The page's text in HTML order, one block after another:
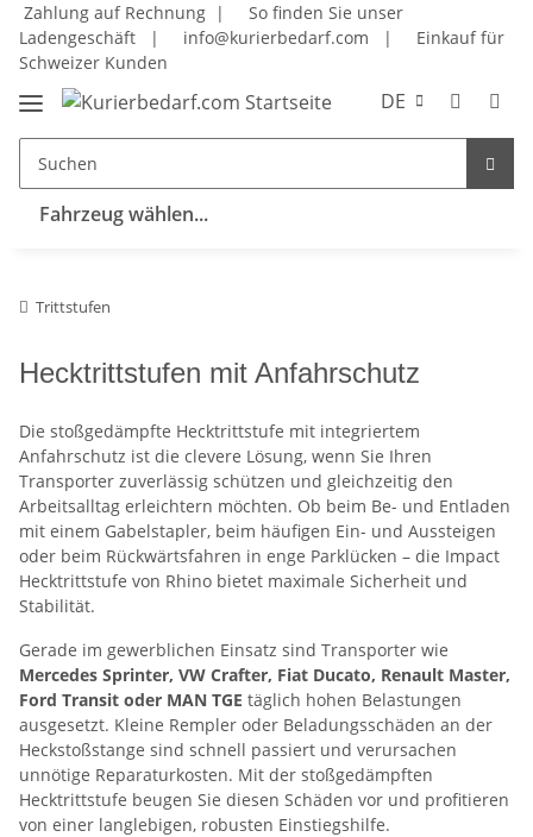
Zahlung auf Rechnung |
So finden Sie unser
Ladengeschäft
| info@kurierbedarf.com |
Einkauf für
Schweizer Kunden
DE
Fahrzeug wählen...
Trittstufen
Hecktrittstufen mit Anfahrschutz
Die stoßgedämpfte Hecktrittstufe mit integriertem
Anfahrschutz ist die clevere Lösung, wenn Sie Ihren
Transporter zuverlässig schützen und gleichzeitig den
Arbeitsalltag erleichtern möchten. Ob beim Be- und Entladen
mit einem Gabelstapler, beim häufigen Ein- und Aussteigen
oder beim Rückwärtsfahren in enge Parklücken – die Impact
Hecktrittstufe von Rhino bietet maximale Sicherheit und
Stabilität.
Gerade im gewerblichen Einsatz sind Transporter wie
Mercedes Sprinter, VW Crafter, Fiat Ducato, Renault Master,
Ford Transit oder MAN TGE täglich hohen Belastungen
ausgesetzt. Kleine Rempler oder Beladungsschäden an der
Heckstoßstange sind schnell passiert und verursachen
unnötige Reparaturkosten. Mit der stoßgedämpften
Hecktrittstufe beugen Sie diesen Schäden vor und profitieren
von einer langlebigen, robusten Einstiegshilfe.